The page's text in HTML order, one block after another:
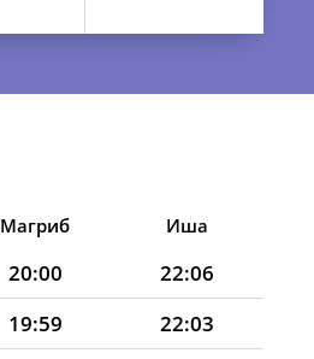
Магриб Иша
20:00
22:06
19:59
22:03